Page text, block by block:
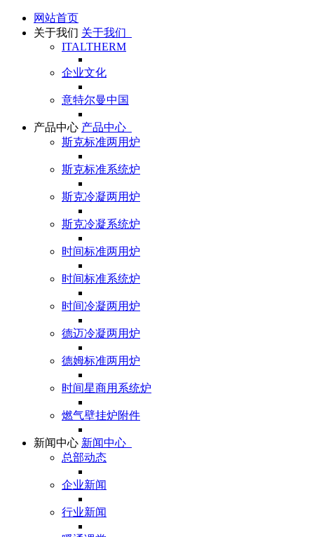
网站首页
关于我们 关于我们
ITALTHERM
企业文化
意特尔曼中国
产品中心 产品中心
斯克标准两用炉
斯克标准系统炉
斯克冷凝两用炉
斯克冷凝系统炉
时间标准两用炉
时间标准系统炉
时间冷凝两用炉
德迈冷凝两用炉
德姆标准两用炉
时间星商用系统炉
燃气壁挂炉附件
新闻中心 新闻中心
总部动态
企业新闻
行业新闻